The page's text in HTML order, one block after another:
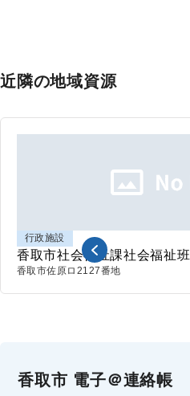
近隣の地域資源
行政施設
香取市社会福祉課社会福祉班
香取市佐原ロ2127番地
香取市 電子＠連絡帳